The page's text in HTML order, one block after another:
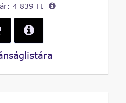
4 839 Ft